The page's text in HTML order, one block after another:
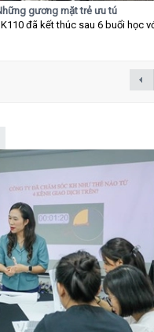
gương mặt trẻ ưu tú
đã kết thúc sau 6 buổi học